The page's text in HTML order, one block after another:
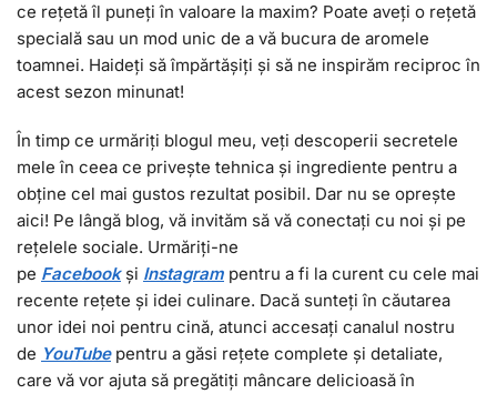
ce rețetă îl puneți în valoare la maxim? Poate aveți o rețetă
specială sau un mod unic de a vă bucura de aromele
toamnei. Haideți să împărtășiți și să ne inspirăm reciproc în
acest sezon minunat!
În timp ce urmăriți blogul meu, veți descoperii secretele
mele în ceea ce privește tehnica și ingrediente pentru a
obține cel mai gustos rezultat posibil. Dar nu se oprește
aici! Pe lângă blog, vă invităm să vă conectați cu noi și pe
rețelele sociale. Urmăriți-ne
pe Facebookși Instagram pentru a fi la curent cu cele mai
recente rețete și idei culinare. Dacă sunteți în căutarea
unor idei noi pentru cină, atunci accesați canalul nostru
de YouTubepentru a găsi rețete complete și detaliate,
care vă vor ajuta să pregătiți mâncare delicioasă în